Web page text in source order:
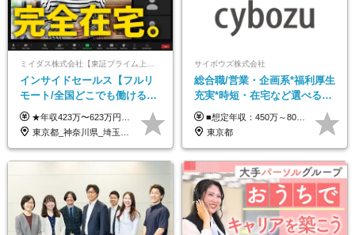
インサイドセールス【フルリ
モート/全国どこでも働ける】
未経験OK*土日祝休み*残業少
なめ*在宅勤務手当あり
★年収423万〜623万円のモデルあり（想定時間外手当10時間分含む） ★半年に一度ドカンと支給のボーナスあり（半年に1度最大150万円） 月給25万円〜＋各種手当＋インセンティブ ＊リモートワーク手当（4000円/月） ＊リモートワーク一時金（1万5000円） ＊残業手当全額支給 ※経験・スキルにより月給を決定します ※試用期間：2ヵ月あり。期間中の雇用形態・給与・待遇に変更はありません 《頑張りはインセンティブとして還元！》 当社は5段階の評価制度を導入。 半期に1回の評価で最高ランク（5点）を獲得したメンバーには、 150万円のインセンティブを支給！ これが半年に一度のインセンティブとして支給されるため、 成果を出した分だけまとまった収入を得られる仕組みです。 【固定残業代について】 なし（残業代は、実際の労働時間に応じて別途全額支給）
東京都_神奈川県_埼玉県_千葉県_大阪府_愛知県_北海道_青森県_岩手県_宮城県_秋田県_山形県_福島県_茨城県_栃木県_群馬県_新潟県_山梨県_長野県_富山県_石川県_福井県_静岡県_岐阜県_三重県_兵庫県_京都府_滋賀県_奈良県_和歌山県_広島県_岡山県_鳥取県_島根県_山口県_徳島県_香川県_愛媛県_高知県_福岡県_熊本県_佐賀県_長崎県_大分県_宮崎県_鹿児島県_沖縄県
サイボウズ株式会社
総合職/営業・企画系*福利厚生
充実*時短・在宅など選べる働
き方*賞与年2回
■想定年収：450万～800万円（基本給12ヶ月分＋賞与2ヶ月分） ※上記想定年収はフルタイムの働き方を想定しています。 それ以外の働き方（勤務日数、時短、固定残業時間数の変更など）の場合 上記想定年収の支給を確約するものではありません ※賞与は全社の業績に応じて変動の可能性があります ※ご経験・スキルを考慮のうえ、当社規定により優遇します （試用期間3ヶ月有/給与・待遇に差異なし） ■昇給年1回 ■賞与年2回（2月・8月）
東京都